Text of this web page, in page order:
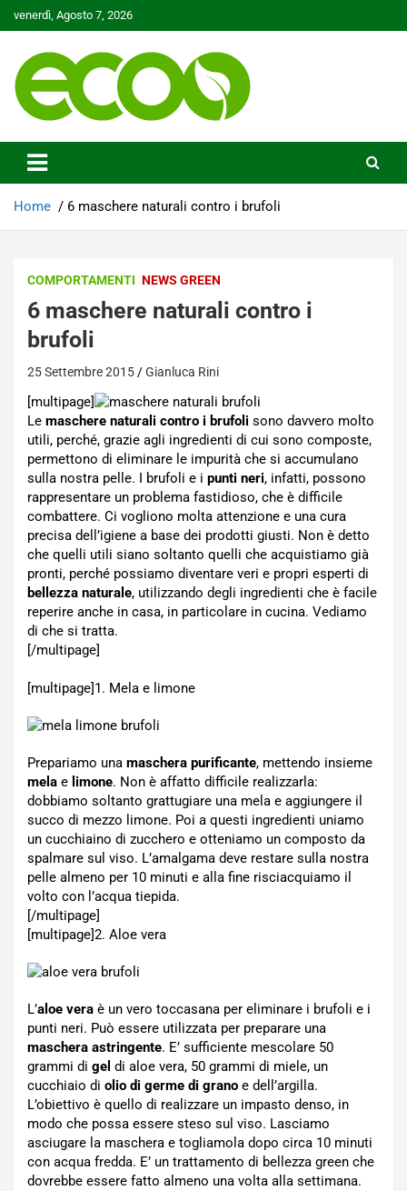
to
venerdì, Agosto 7, 2026
Ecoo.it
Home 6 maschere naturali contro i brufoli
COMPORTAMENTI NEWS GREEN
6 maschere naturali contro i
brufoli
25 Settembre 2015 Gianluca Rini
[multipage]
Le maschere naturali contro i brufoli sono davvero molto
utili, perché, grazie agli ingredienti di cui sono composte,
permettono di eliminare le impurità che si accumulano
sulla nostra pelle. I brufoli e i punti neri, infatti, possono
rappresentare un problema fastidioso, che è difficile
combattere. Ci vogliono molta attenzione e una cura
precisa dell’igiene a base dei prodotti giusti. Non è detto
che quelli utili siano soltanto quelli che acquistiamo già
pronti, perché possiamo diventare veri e propri esperti di
bellezza naturale, utilizzando degli ingredienti che è facile
reperire anche in casa, in particolare in cucina. Vediamo
di che si tratta.
[/multipage]
[multipage]1. Mela e limone
Prepariamo una maschera purificante, mettendo insieme
mela e limone. Non è affatto difficile realizzarla:
dobbiamo soltanto grattugiare una mela e aggiungere il
succo di mezzo limone. Poi a questi ingredienti uniamo
un cucchiaino di zucchero e otteniamo un composto da
spalmare sul viso. L’amalgama deve restare sulla nostra
pelle almeno per 10 minuti e alla fine risciacquiamo il
volto con l’acqua tiepida.
[/multipage]
[multipage]2. Aloe vera
L’aloe vera è un vero toccasana per eliminare i brufoli e i
punti neri. Può essere utilizzata per preparare una
maschera astringente. E’ sufficiente mescolare 50
grammi di gel di aloe vera, 50 grammi di miele, un
cucchiaio di olio di germe di grano e dell’argilla.
L’obiettivo è quello di realizzare un impasto denso, in
modo che possa essere steso sul viso. Lasciamo
asciugare la maschera e togliamola dopo circa 10 minuti
con acqua fredda. E’ un trattamento di bellezza green che
dovrebbe essere fatto almeno una volta alla settimana.